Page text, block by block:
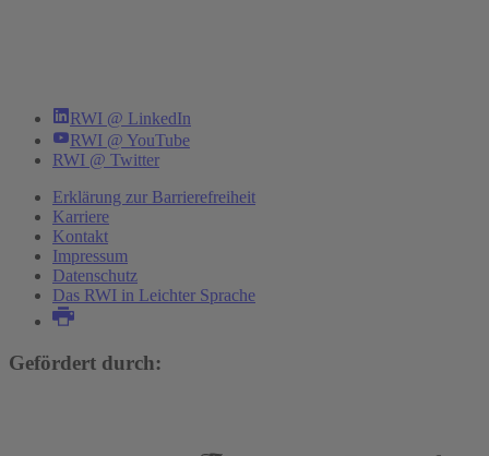
RWI @ LinkedIn
RWI @ YouTube
RWI @ Twitter
Erklärung zur Barrierefreiheit
Karriere
Kontakt
Impressum
Datenschutz
Das RWI in Leichter Sprache
Gefördert durch: